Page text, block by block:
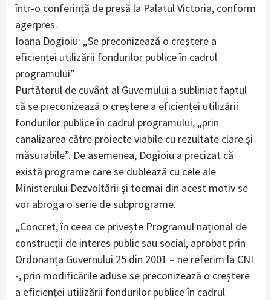
într-o conferință de presă la Palatul Victoria, conform
agerpres.
Ioana Dogioiu: „Se preconizează o creștere a
eficienței utilizării fondurilor publice în cadrul
programului”
Purtătorul de cuvânt al Guvernului a subliniat faptul
că se preconizează o creștere a eficienței utilizării
fondurilor publice în cadrul programului, „prin
canalizarea către proiecte viabile cu rezultate clare și
măsurabile”. De asemenea, Dogioiu a precizat că
există programe care se dublează cu cele ale
Ministerului Dezvoltării și tocmai din acest motiv se
vor abroga o serie de subprograme.
„Concret, în ceea ce privește Programul național de
construcții de interes public sau social, aprobat prin
Ordonanța Guvernului 25 din 2001 – ne referim la CNI
-, prin modificările aduse se preconizează o creștere
a eficienței utilizării fondurilor publice în cadrul